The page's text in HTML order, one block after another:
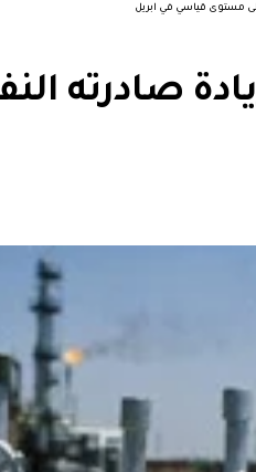
مستوى قياسي في ابريل
صادرته